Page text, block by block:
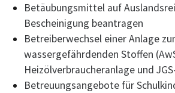
Betäubungsmittel auf
Bescheinigung beantragen
Betreiberwechsel einer Anlage
wassergefährdenden Stoffen
Heizölverbraucheranlage und
Betreuungsangebote für